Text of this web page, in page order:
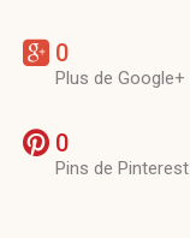
0
Plus de Google+
0
Pins de Pinterest